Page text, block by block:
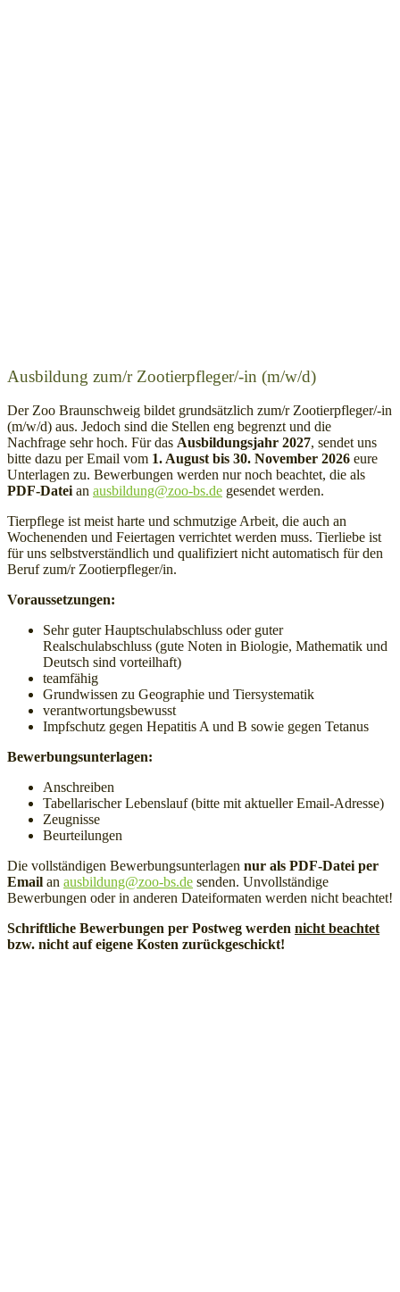
Ausbildung zum/r Zootierpfleger/-in (m/w/d)
Der Zoo Braunschweig bildet grundsätzlich zum/r Zootierpfleger/-in
(m/w/d) aus. Jedoch sind die Stellen eng begrenzt und die
Nachfrage sehr hoch. Für das Ausbildungsjahr 2027, sendet uns
bitte dazu per Email vom 1. August bis 30. November 2026 eure
Unterlagen zu. Bewerbungen werden nur noch beachtet, die als
PDF-Datei an ausbildung@zoo-bs.de gesendet werden.
Tierpflege ist meist harte und schmutzige Arbeit, die auch an
Wochenenden und Feiertagen verrichtet werden muss. Tierliebe ist
für uns selbstverständlich und qualifiziert nicht automatisch für den
Beruf zum/r Zootierpfleger/in.
Voraussetzungen:
Sehr guter Hauptschulabschluss oder guter
Realschulabschluss (gute Noten in Biologie, Mathematik und
Deutsch sind vorteilhaft)
teamfähig
Grundwissen zu Geographie und Tiersystematik
verantwortungsbewusst
Impfschutz gegen Hepatitis A und B sowie gegen Tetanus
Bewerbungsunterlagen:
Anschreiben
Tabellarischer Lebenslauf (bitte mit aktueller Email-Adresse)
Zeugnisse
Beurteilungen
Die vollständigen Bewerbungsunterlagen nur als PDF-Datei per
Email an ausbildung@zoo-bs.de senden. Unvollständige
Bewerbungen oder in anderen Dateiformaten werden nicht beachtet!
Schriftliche Bewerbungen per Postweg werden nicht beachtet
bzw. nicht auf eigene Kosten zurückgeschickt!
Widerrufsformular